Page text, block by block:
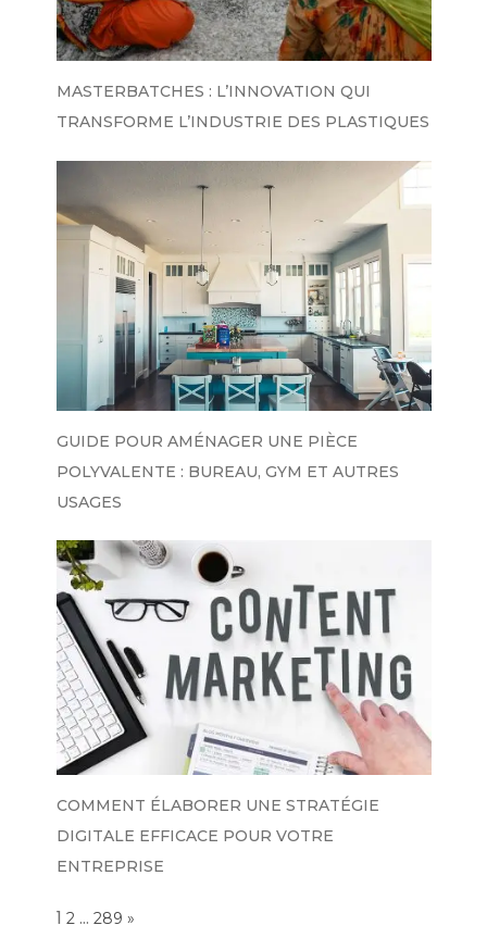
MASTERBATCHES : L’INNOVATION QUI
TRANSFORME L’INDUSTRIE DES PLASTIQUES
GUIDE POUR AMÉNAGER UNE PIÈCE
POLYVALENTE : BUREAU, GYM ET AUTRES
USAGES
COMMENT ÉLABORER UNE STRATÉGIE
DIGITALE EFFICACE POUR VOTRE
ENTREPRISE
Page:
1 2 … 289 NEXT
»